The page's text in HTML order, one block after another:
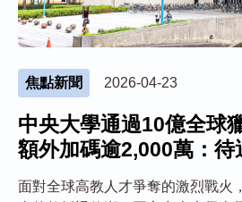
焦點新聞 2026-04-23
中央大學通過10億全球
額外加碼逾2,000萬：待
面對全球高教人才爭奪的激烈戰火